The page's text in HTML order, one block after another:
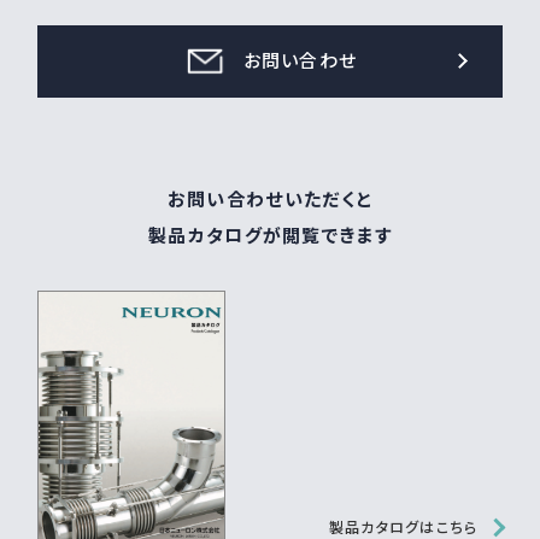
webカタログ
お問い合わせ
お問い合わせいただくと
製品カタログが閲覧できます
製品カタログはこちら